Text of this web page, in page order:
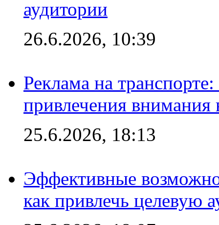
аудитории
26.6.2026, 10:39
Реклама на
привлечения внимания
25.6.2026, 18:13
Эффективные
как привлечь целевую